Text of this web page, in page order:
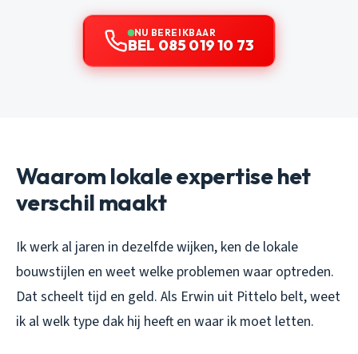
NU BEREIKBAAR
BEL 085 019 10 73
Waarom lokale expertise het
verschil maakt
Ik werk al jaren in dezelfde wijken, ken de lokale
bouwstijlen en weet welke problemen waar optreden.
Dat scheelt tijd en geld. Als Erwin uit Pittelo belt, weet
ik al welk type dak hij heeft en waar ik moet letten.